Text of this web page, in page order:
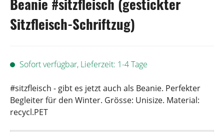
Sitzfleisch-Schriftzug)
Sofort verfügbar, Lieferzeit: 1-4 Tage
#sitzfleisch - gibt es jetzt auch als Beanie. Perfekter
Begleiter für den Winter. Grösse: Unisize. Material:
recycl.PET